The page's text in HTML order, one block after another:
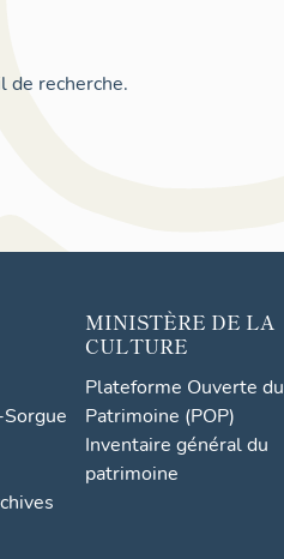
recherche.
MINISTÈRE DE LA
CULTURE
Plateforme Ouverte du
Patrimoine (POP)
Inventaire général du
patrimoine